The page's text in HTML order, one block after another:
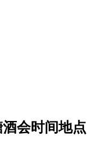
会时间地点